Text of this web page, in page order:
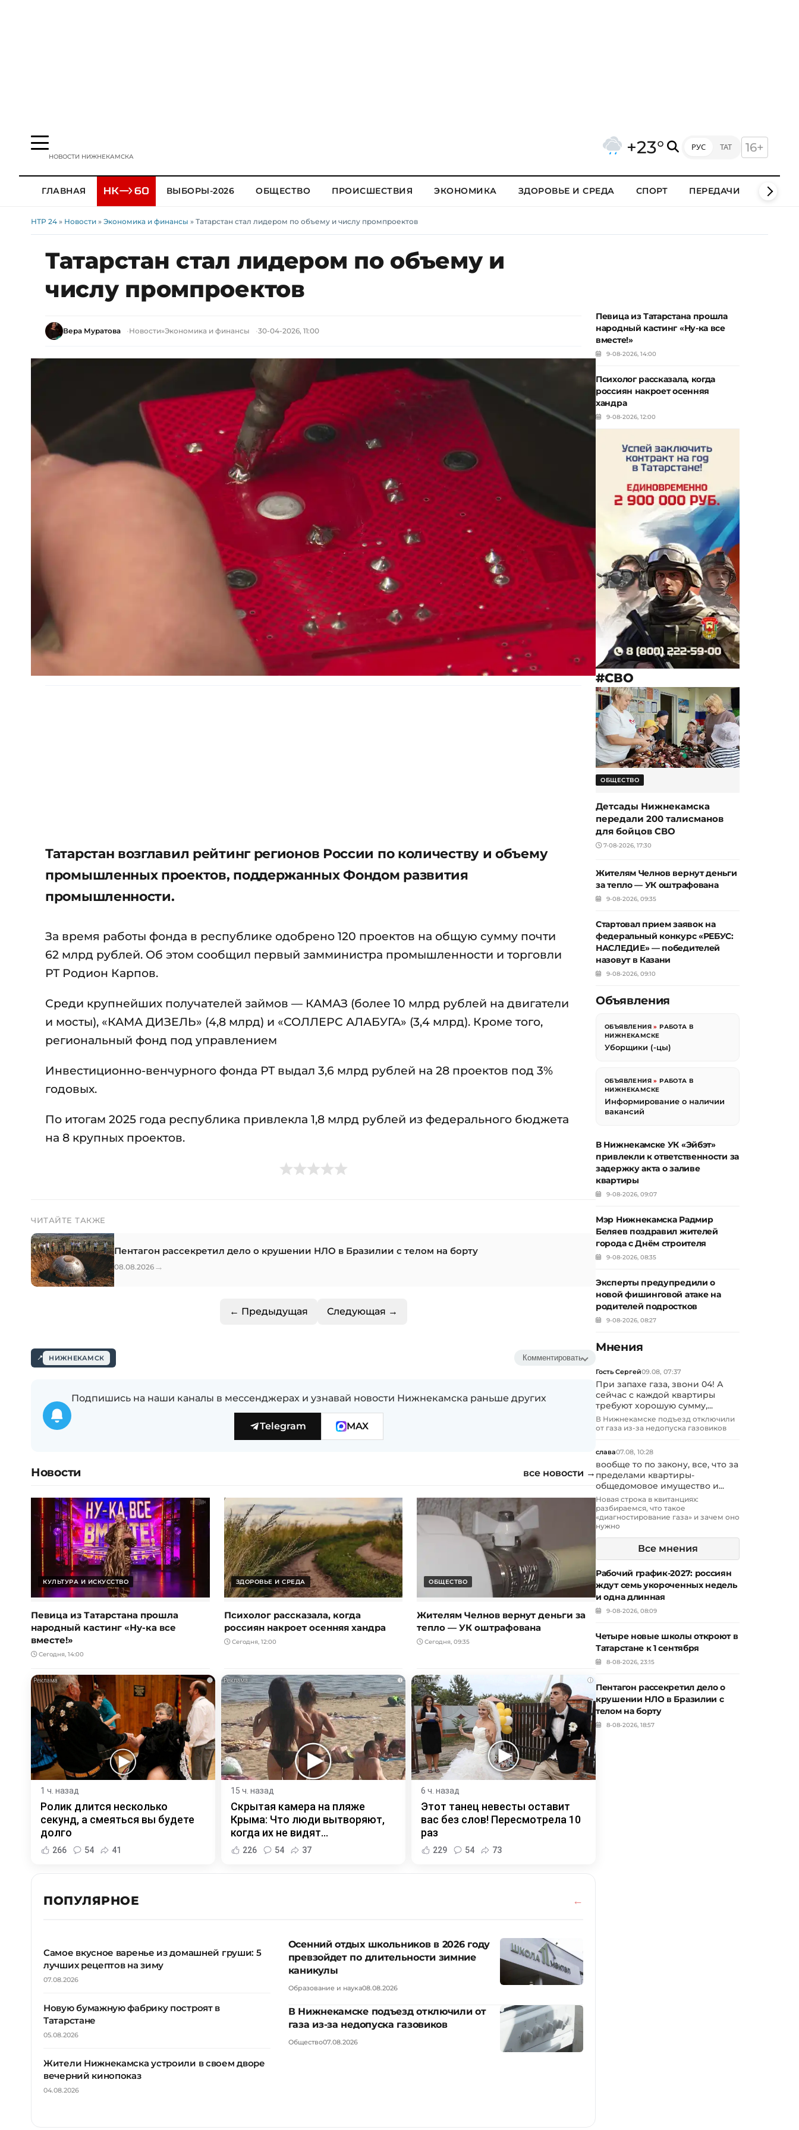
НОВОСТИ НИЖНЕКАМСКА +23° РУС ТАТ 16+
ГЛАВНАЯ ВЫБОРЫ-2026 ОБЩЕСТВО ПРОИСШЕСТВИЯ ЭКОНОМИКА ЗДОРОВЬЕ И СРЕДА СПОРТ ПЕРЕДАЧИ КЛИПЫ
НТР 24 » Новости » Экономика и финансы » Татарстан стал лидером по объему и числу промпроектов
Татарстан стал лидером по объему и
числу промпроектов
Вера Муратова Новости»Экономика и финансы 30-04-2026, 11:00
Татарстан возглавил рейтинг регионов России по количеству и объему
промышленных проектов, поддержанных Фондом развития
промышленности.
За время работы фонда в республике одобрено 120 проектов на общую сумму почти
62 млрд рублей. Об этом сообщил первый замминистра промышленности и торговли
РТ Родион Карпов.
Среди крупнейших получателей займов — КАМАЗ (более 10 млрд рублей на двигатели
и мосты), «КАМА ДИЗЕЛЬ» (4,8 млрд) и «СОЛЛЕРС АЛАБУГА» (3,4 млрд). Кроме того,
региональный фонд под управлением
Инвестиционно-венчурного фонда РТ выдал 3,6 млрд рублей на 28 проектов под 3%
годовых.
По итогам 2025 года республика привлекла 1,8 млрд рублей из федерального бюджета
на 8 крупных проектов.
ЧИТАЙТЕ ТАКЖЕ
Пентагон рассекретил дело о крушении НЛО в Бразилии с телом на борту
08.08.2026 →
← Предыдущая Следующая →
НИЖНЕКАМСК Комментировать
Подпишись на наши каналы в мессенджерах и узнавай новости Нижнекамска раньше других
Telegram MAX
Новости все новости →
КУЛЬТУРА И ИСКУССТВО
Певица из Татарстана прошла
народный кастинг «Ну-ка все
вместе!»
Сегодня, 14:00
ЗДОРОВЬЕ И СРЕДА
Психолог рассказала, когда
россиян накроет осенняя хандра
Сегодня, 12:00
ОБЩЕСТВО
Жителям Челнов вернут деньги за
тепло — УК оштрафована
Сегодня, 09:35
i
1 ч. назад
Ролик длится несколько
секунд, а смеяться вы будете
долго
266 54 41
i
15 ч. назад
Скрытая камера на пляже
Крыма: Что люди вытворяют,
когда их не видят...
226 54 37
i
6 ч. назад
Этот танец невесты оставит
вас без слов! Пересмотрела 10
раз
229 54 73
ПОПУЛЯРНОЕ
Самое вкусное варенье из домашней груши: 5
лучших рецептов на зиму
07.08.2026
Новую бумажную фабрику построят в
Татарстане
05.08.2026
Жители Нижнекамска устроили в своем дворе
вечерний кинопоказ
04.08.2026
Осенний отдых школьников в 2026 году
превзойдет по длительности зимние
каникулы
Образование и наука08.08.2026
В Нижнекамске подъезд отключили от
газа из-за недопуска газовиков
Общество07.08.2026
Певица из Татарстана прошла
народный кастинг «Ну-ка все
вместе!»
9-08-2026, 14:00
Психолог рассказала, когда
россиян накроет осенняя
хандра
9-08-2026, 12:00
#СВО
ОБЩЕСТВО
Детсады Нижнекамска
передали 200 талисманов
для бойцов СВО
7-08-2026, 17:30
Жителям Челнов вернут деньги
за тепло — УК оштрафована
9-08-2026, 09:35
Стартовал прием заявок на
федеральный конкурс «РЕБУС:
НАСЛЕДИЕ» — победителей
назовут в Казани
9-08-2026, 09:10
Объявления
ОБЪЯВЛЕНИЯ »РАБОТА В
НИЖНЕКАМСКЕ
Уборщики (-цы)
ОБЪЯВЛЕНИЯ »РАБОТА В
НИЖНЕКАМСКЕ
Информирование о наличии
вакансий
В Нижнекамске УК «Эйбэт»
привлекли к ответственности за
задержку акта о заливе
квартиры
9-08-2026, 09:07
Мэр Нижнекамска Радмир
Беляев поздравил жителей
города с Днём строителя
9-08-2026, 08:35
Эксперты предупредили о
новой фишинговой атаке на
родителей подростков
9-08-2026, 08:27
Мнения
Гость Сергей09.08, 07:37
При запахе газа, звони 04! А
сейчас с каждой квартиры
требуют хорошую сумму,...
В Нижнекамске подъезд отключили
от газа из-за недопуска газовиков
слава07.08, 10:28
вообще то по закону, все, что за
пределами квартиры-
общедомовое имущество и...
Новая строка в квитанциях:
разбираемся, что такое
«диагностирование газа» и зачем оно
нужно
Все мнения
Рабочий график-2027: россиян
ждут семь укороченных недель
и одна длинная
9-08-2026, 08:09
Четыре новые школы откроют в
Татарстане к 1 сентября
8-08-2026, 23:15
Пентагон рассекретил дело о
крушении НЛО в Бразилии с
телом на борту
8-08-2026, 18:57